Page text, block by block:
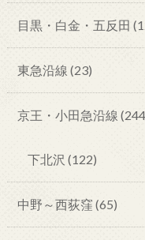
目黒・白金・五反田
東急沿線 (23)
京王・小田急沿線
下北沢 (122)
中野～西荻窪 (65)